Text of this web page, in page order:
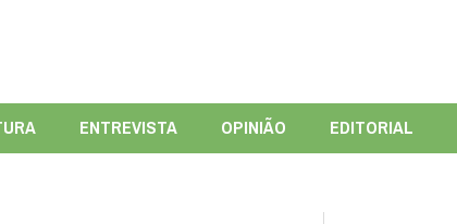
ENTREVISTA OPINIÃO EDITORIAL